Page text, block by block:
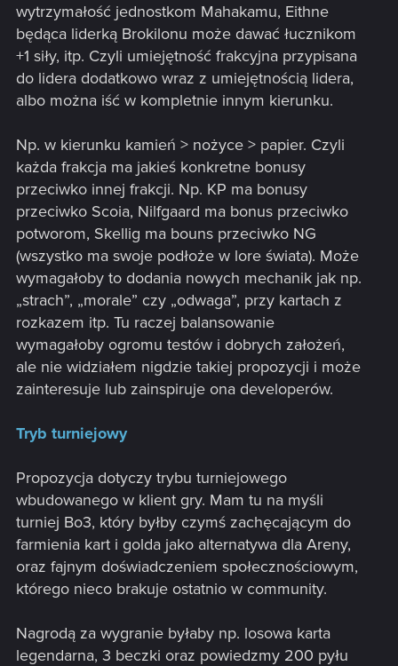
wytrzymałość jednostkom Mahakamu, Eithne
będąca liderką Brokilonu może dawać łucznikom
+1 siły, itp. Czyli umiejętność frakcyjna przypisana
do lidera dodatkowo wraz z umiejętnością lidera,
albo można iść w kompletnie innym kierunku.
Np. w kierunku kamień > nożyce > papier. Czyli
każda frakcja ma jakieś konkretne bonusy
przeciwko innej frakcji. Np. KP ma bonusy
przeciwko Scoia, Nilfgaard ma bonus przeciwko
potworom, Skellig ma bouns przeciwko NG
(wszystko ma swoje podłoże w lore świata). Może
wymagałoby to dodania nowych mechanik jak np.
„strach”, „morale” czy „odwaga”, przy kartach z
rozkazem itp. Tu raczej balansowanie
wymagałoby ogromu testów i dobrych założeń,
ale nie widziałem nigdzie takiej propozycji i może
zainteresuje lub zainspiruje ona developerów.
Tryb turniejowy
Propozycja dotyczy trybu turniejowego
wbudowanego w klient gry. Mam tu na myśli
turniej Bo3, który byłby czymś zachęcającym do
farmienia kart i golda jako alternatywa dla Areny,
oraz fajnym doświadczeniem społecznościowym,
którego nieco brakuje ostatnio w community.
Nagrodą za wygranie byłaby np. losowa karta
legendarna, 3 beczki oraz powiedzmy 200 pyłu